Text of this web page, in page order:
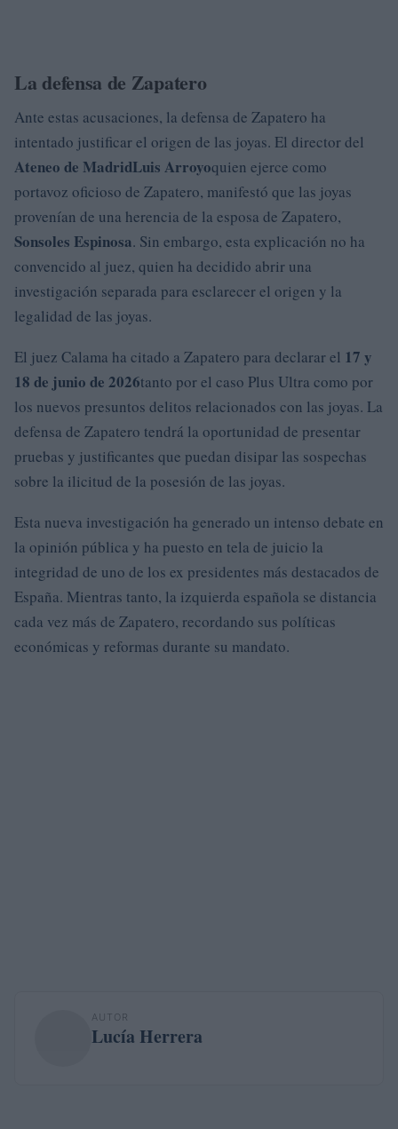
La defensa de Zapatero
Ante estas acusaciones, la defensa de Zapatero ha
intentado justificar el origen de las joyas. El director del
Ateneo de MadridLuis Arroyoquien ejerce como
portavoz oficioso de Zapatero, manifestó que las joyas
provenían de una herencia de la esposa de Zapatero,
Sonsoles Espinosa. Sin embargo, esta explicación no ha
convencido al juez, quien ha decidido abrir una
investigación separada para esclarecer el origen y la
legalidad de las joyas.
El juez Calama ha citado a Zapatero para declarar el 17 y
18 de junio de 2026tanto por el caso Plus Ultra como por
los nuevos presuntos delitos relacionados con las joyas. La
defensa de Zapatero tendrá la oportunidad de presentar
pruebas y justificantes que puedan disipar las sospechas
sobre la ilicitud de la posesión de las joyas.
Esta nueva investigación ha generado un intenso debate en
la opinión pública y ha puesto en tela de juicio la
integridad de uno de los ex presidentes más destacados de
España. Mientras tanto, la izquierda española se distancia
cada vez más de Zapatero, recordando sus políticas
económicas y reformas durante su mandato.
AUTOR
Lucía Herrera